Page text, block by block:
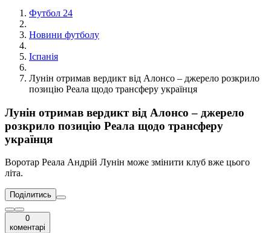
Футбол 24
Новини футболу
Іспанія
Лунін отримав вердикт від Алонсо – джерело розкрило
позицію Реала щодо трансферу українця
Лунін отримав вердикт від Алонсо – джерело
розкрило позицію Реала щодо трансферу
українця
Воротар Реала Андрій Лунін може змінити клуб вже цього
літа.
Поділитись
0
коментарі